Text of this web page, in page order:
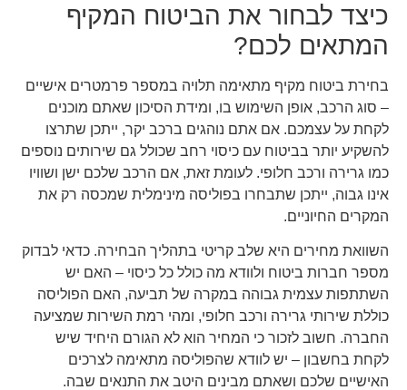
כיצד לבחור את הביטוח המקיף
המתאים לכם?
בחירת ביטוח מקיף מתאימה תלויה במספר פרמטרים אישיים
– סוג הרכב, אופן השימוש בו, ומידת הסיכון שאתם מוכנים
לקחת על עצמכם. אם אתם נוהגים ברכב יקר, ייתכן שתרצו
להשקיע יותר בביטוח עם כיסוי רחב שכולל גם שירותים נוספים
כמו גרירה ורכב חלופי. לעומת זאת, אם הרכב שלכם ישן ושוויו
אינו גבוה, ייתכן שתבחרו בפוליסה מינימלית שמכסה רק את
המקרים החיוניים.
השוואת מחירים היא שלב קריטי בתהליך הבחירה. כדאי לבדוק
מספר חברות ביטוח ולוודא מה כולל כל כיסוי – האם יש
השתתפות עצמית גבוהה במקרה של תביעה, האם הפוליסה
כוללת שירותי גרירה ורכב חלופי, ומהי רמת השירות שמציעה
החברה. חשוב לזכור כי המחיר הוא לא הגורם היחיד שיש
לקחת בחשבון – יש לוודא שהפוליסה מתאימה לצרכים
האישיים שלכם ושאתם מבינים היטב את התנאים שבה.